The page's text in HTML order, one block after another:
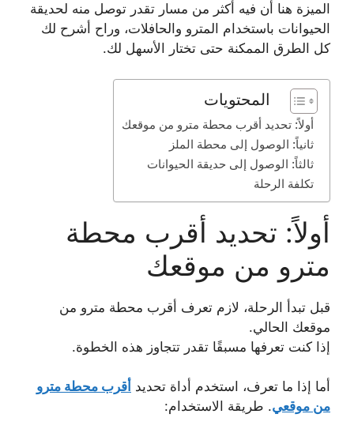
الميزة هنا أن فيه أكثر من مسار تقدر توصل منه لحديقة
الحيوانات باستخدام المترو والحافلات، وراح أشرح لك
كل الطرق الممكنة حتى تختار الأسهل لك.
المحتويات
أولاً: تحديد أقرب محطة مترو من موقعك
ثانياً: الوصول إلى محطة الملز
ثالثاً: الوصول إلى حديقة الحيوانات
تكلفة الرحلة
أولاً: تحديد أقرب محطة
مترو من موقعك
قبل تبدأ الرحلة، لازم تعرف أقرب محطة مترو من
موقعك الحالي.
إذا كنت تعرفها مسبقًا تقدر تتجاوز هذه الخطوة.
أما إذا ما تعرف، استخدم أداة تحديد أقرب محطة مترو
من موقعي. طريقة الاستخدام: